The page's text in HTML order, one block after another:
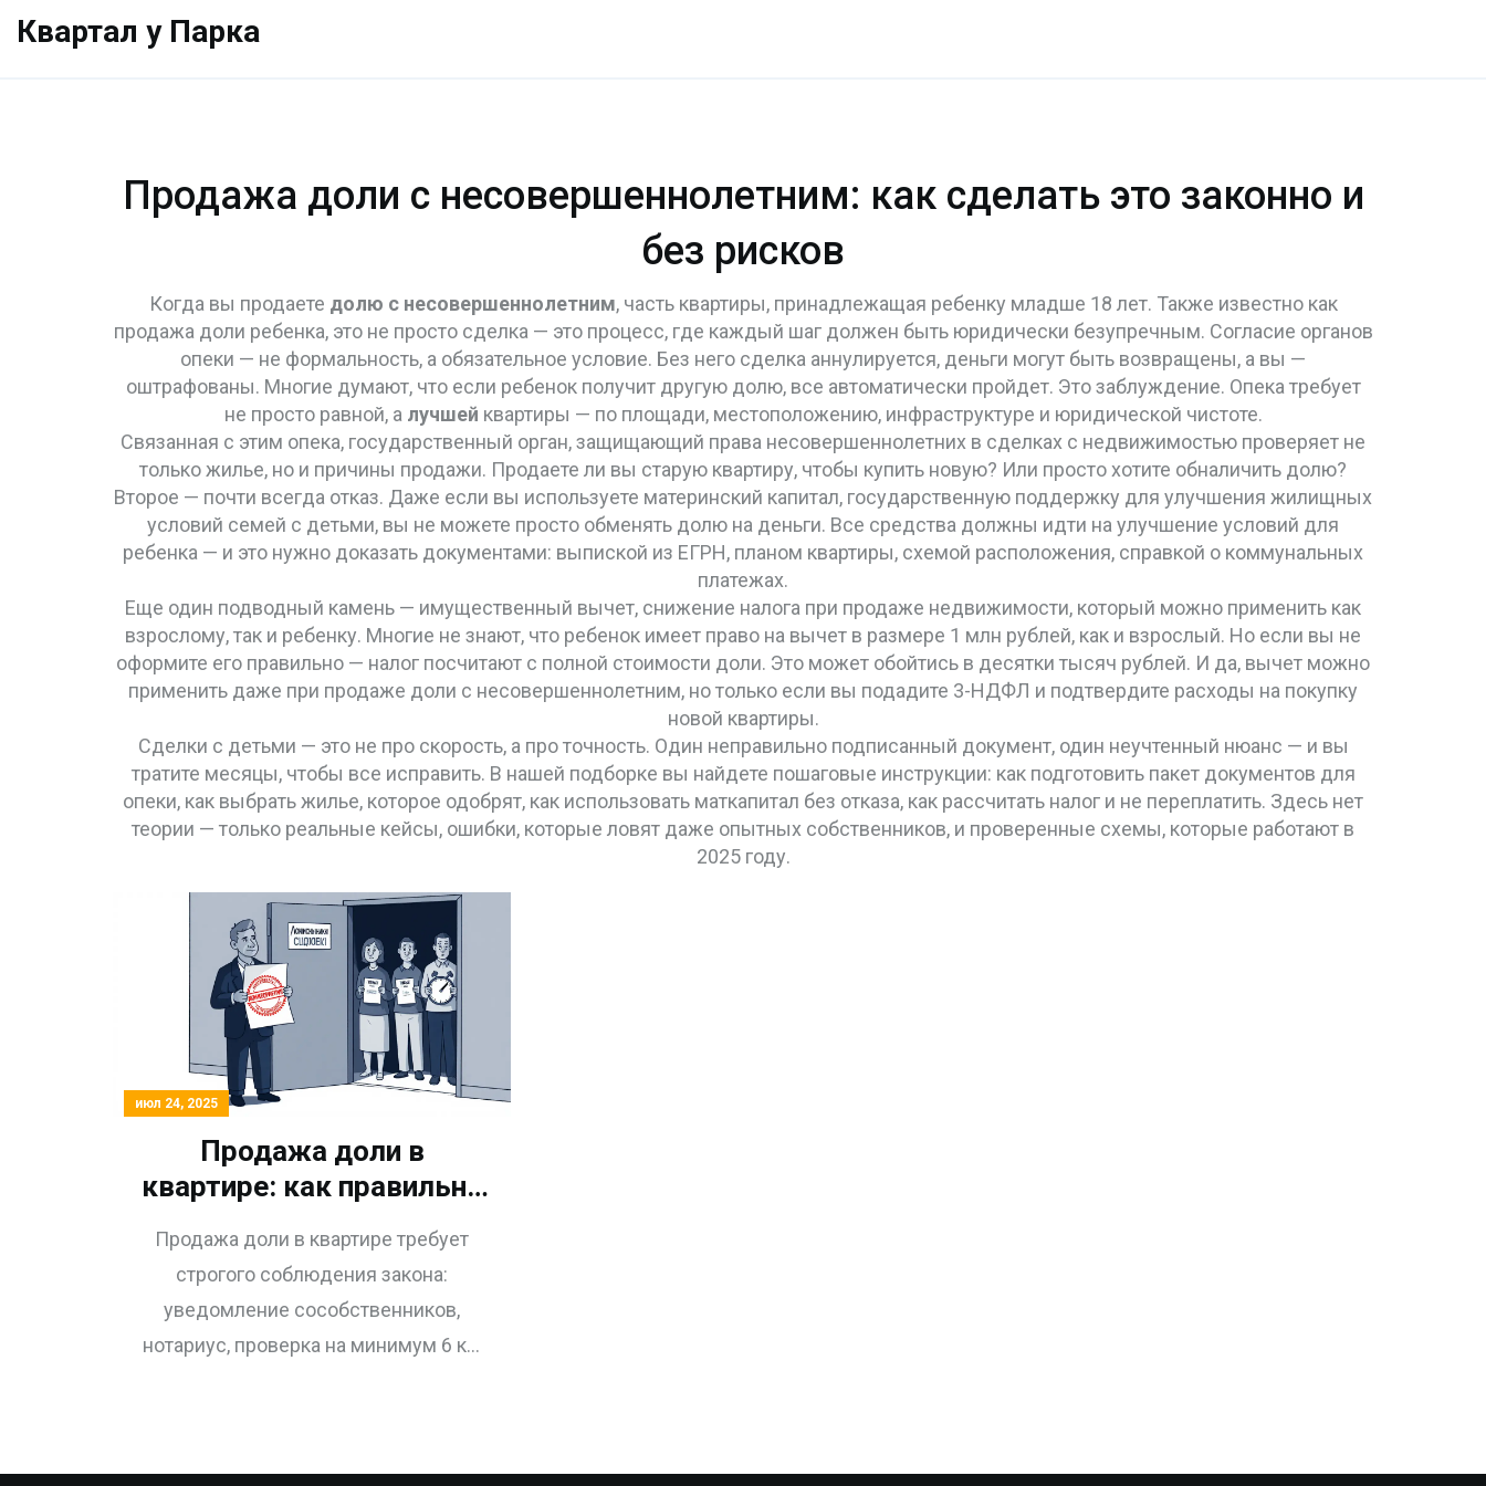
Квартал у Парка
Продажа доли с несовершеннолетним: как сделать это законно и
без рисков
Когда вы продаете долю с несовершеннолетним, часть квартиры, принадлежащая ребенку младше 18 лет. Также известно как
продажа доли ребенка, это не просто сделка — это процесс, где каждый шаг должен быть юридически безупречным. Согласие органов
опеки — не формальность, а обязательное условие. Без него сделка аннулируется, деньги могут быть возвращены, а вы —
оштрафованы. Многие думают, что если ребенок получит другую долю, все автоматически пройдет. Это заблуждение. Опека требует
не просто равной, а лучшей квартиры — по площади, местоположению, инфраструктуре и юридической чистоте.
Связанная с этим опека, государственный орган, защищающий права несовершеннолетних в сделках с недвижимостью проверяет не
только жилье, но и причины продажи. Продаете ли вы старую квартиру, чтобы купить новую? Или просто хотите обналичить долю?
Второе — почти всегда отказ. Даже если вы используете материнский капитал, государственную поддержку для улучшения жилищных
условий семей с детьми, вы не можете просто обменять долю на деньги. Все средства должны идти на улучшение условий для
ребенка — и это нужно доказать документами: выпиской из ЕГРН, планом квартиры, схемой расположения, справкой о коммунальных
платежах.
Еще один подводный камень — имущественный вычет, снижение налога при продаже недвижимости, который можно применить как
взрослому, так и ребенку. Многие не знают, что ребенок имеет право на вычет в размере 1 млн рублей, как и взрослый. Но если вы не
оформите его правильно — налог посчитают с полной стоимости доли. Это может обойтись в десятки тысяч рублей. И да, вычет можно
применить даже при продаже доли с несовершеннолетним, но только если вы подадите 3-НДФЛ и подтвердите расходы на покупку
новой квартиры.
Сделки с детьми — это не про скорость, а про точность. Один неправильно подписанный документ, один неучтенный нюанс — и вы
тратите месяцы, чтобы все исправить. В нашей подборке вы найдете пошаговые инструкции: как подготовить пакет документов для
опеки, как выбрать жилье, которое одобрят, как использовать маткапитал без отказа, как рассчитать налог и не переплатить. Здесь нет
теории — только реальные кейсы, ошибки, которые ловят даже опытных собственников, и проверенные схемы, которые работают в
2025 году.
июл 24, 2025
Продажа доли в
квартире: как правильно
оформить сделку и не
потерять деньги
Продажа доли в квартире требует
строгого соблюдения закона:
уведомление сособственников,
нотариус, проверка на минимум 6 кв.